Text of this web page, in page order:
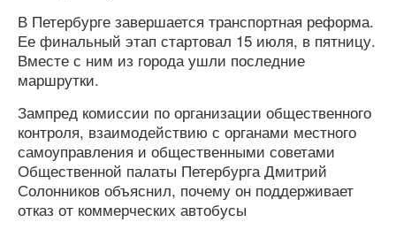
В Петербурге завершается транспортная реформа.
Ее финальный этап стартовал 15 июля, в пятницу.
Вместе с ним из города ушли последние
маршрутки.
Зампред комиссии по организации общественного
контроля, взаимодействию с органами местного
самоуправления и общественными советами
Общественной палаты Петербурга Дмитрий
Солонников объяснил, почему он поддерживает
отказ от коммерческих автобусы